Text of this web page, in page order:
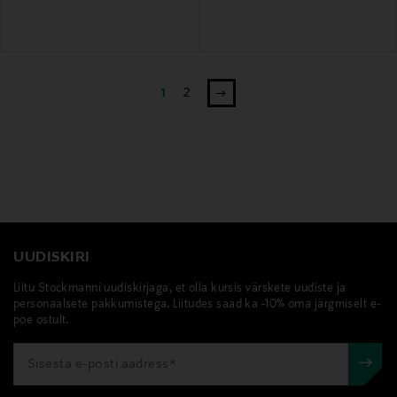
1 2
UUDISKIRI
Liitu Stockmanni uudiskirjaga, et olla kursis värskete uudiste ja
personaalsete pakkumistega. Liitudes saad ka -10% oma järgmiselt e-
poe ostult.